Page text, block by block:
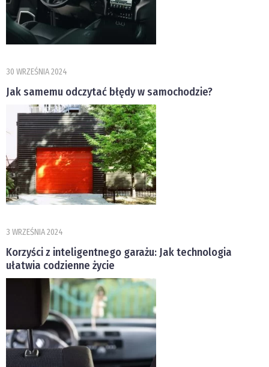
30 WRZEŚNIA 2024
Jak samemu odczytać błędy w samochodzie?
3 WRZEŚNIA 2024
Korzyści z inteligentnego garażu: Jak technologia
ułatwia codzienne życie